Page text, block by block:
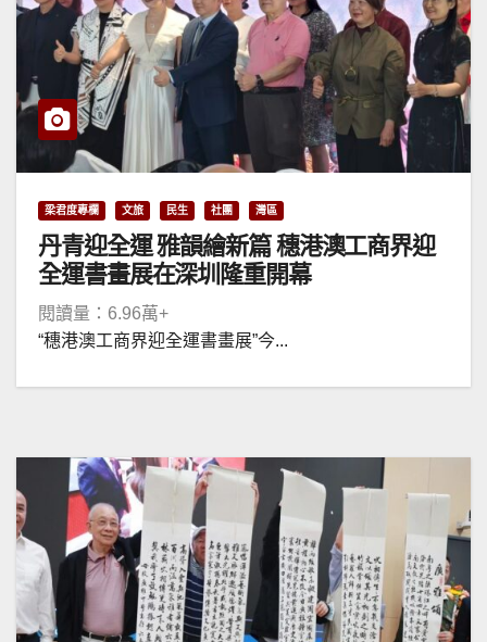
梁君度專欄 文旅 民生 社團 灣區
丹青迎全運 雅韻繪新篇 穗港澳工商界迎
全運書畫展在深圳隆重開幕
閱讀量：6.96萬+
“穗港澳工商界迎全運書畫展”今...